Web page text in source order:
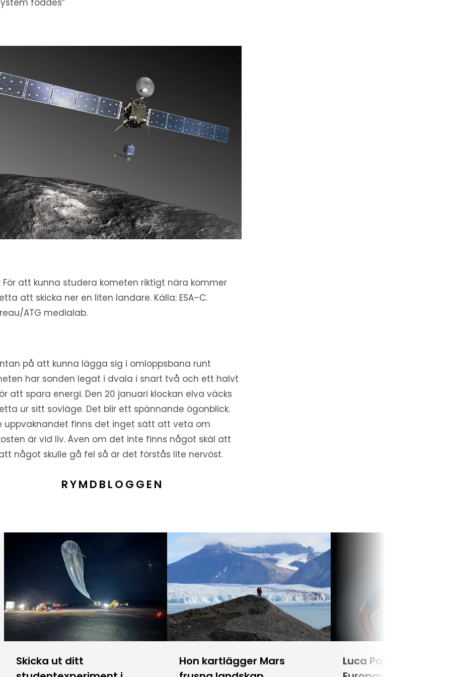
föddes”
För att kunna studera kometen riktigt nära kommer
att skicka ner en liten landare. Källa: ESA–C.
ATG medialab.
på att kunna lägga sig i omloppsbana runt
har sonden legat i dvala i snart två och ett halvt
att spara energi. Den 20 januari klockan elva väcks
ur sitt sovläge. Det blir ett spännande ögonblick.
uppvaknandet finns det inget sätt att veta om
är vid liv. Även om det inte finns något skäl att
något skulle gå fel så är det förstås lite nervöst.
RYMDBLOGGEN
Skicka ut ditt
Hon kartlägger Mars
Luca Parmitano blir